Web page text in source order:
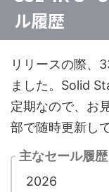
ル履歴
リリースの際、
ました。Solid
定期なので、お
部で随時更新し
主なセール履歴
2026